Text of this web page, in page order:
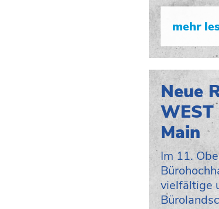
mehr
Neue
Main
Im 11.
vielfältige